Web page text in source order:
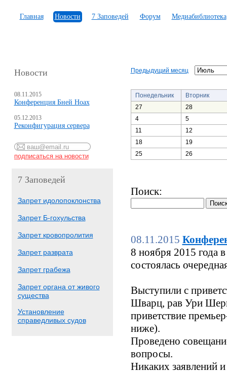
Главная Новости 7 Заповедей Форум Медиабиблиотека
Новости
08.11.2015
Конференция Бней Ноах
05.12.2013
Реконфигурация сервера
7 Заповедей
Запрет идолопоклонства
Запрет Б-гохульства
Запрет кровопролития
Запрет разврата
Запрет грабежа
Запрет органа от живого
существа
Установление
справедливых судов
Предыдущий месяц
Понедельник
Вторник
27
28
4
5
11
12
18
19
25
26
Поиск:
08.11.2015
8 ноября 2015 года
состоялась
Выступили с
Шварц, рав Ури
приветствие
ниже).
Проведено
вопросы.
Никаких заявлений